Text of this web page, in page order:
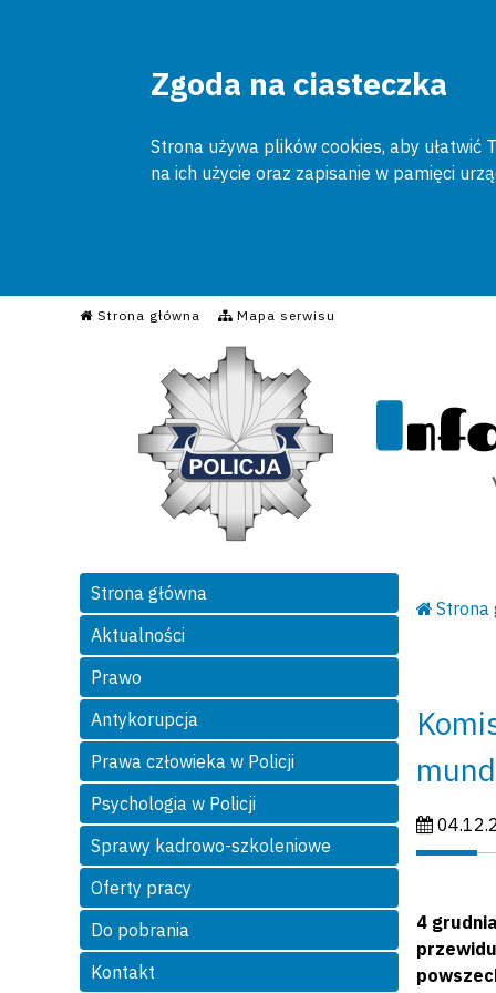
Zgoda na ciasteczka
Strona używa plików cookies, aby
na ich użycie oraz zapisanie w pamięci
Strona główna Mapa serwisu
Informacyjny Serwis
Strona główna
Aktualności
Prawo
Antykorupcja
Prawa człowieka w Policji
Psychologia w Policji
Sprawy kadrowo-szkoleniowe
Oferty pracy
Do pobrania
Kontakt
Strona
Data
4